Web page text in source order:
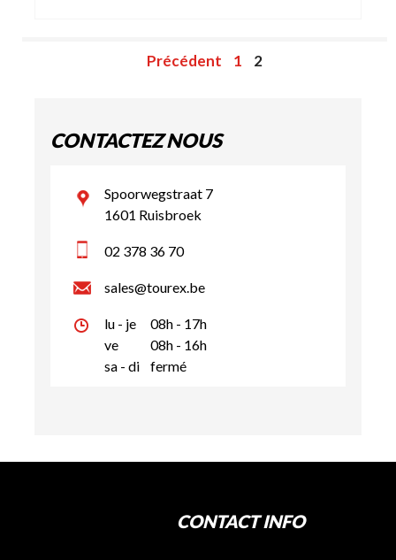
Précédent 1 2
CONTACTEZ NOUS
Spoorwegstraat 7
1601 Ruisbroek
02 378 36 70
sales@tourex.be
lu - je
08h - 17h
ve
08h - 16h
sa - di
fermé
CONTACT INFO